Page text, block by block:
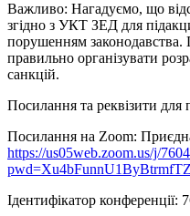
Важливо: Нагадуємо, що
згідно з УКТ ЗЕД для
порушенням законодавства.
правильно організувати
санкцій.
Посилання та реквізити для
Посилання на Zoom:
https://us05web.zoom.us/j/
Ідентифікатор конференції: